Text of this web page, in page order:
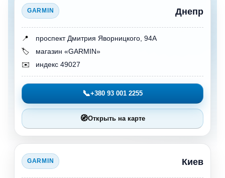
GARMIN Днепр
📍
проспект Дмитрия Яворницкого, 94А
🏷️
магазин «GARMIN»
✉️
индекс 49027
📞+380 93 001 2255
🧭Открыть на карте
GARMIN Киев